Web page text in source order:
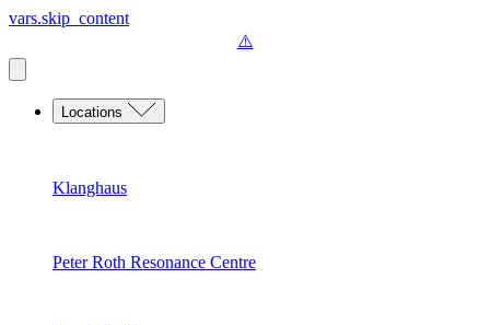
vars.skip_content
Locations
Klanghaus
Peter Roth Resonance Centre